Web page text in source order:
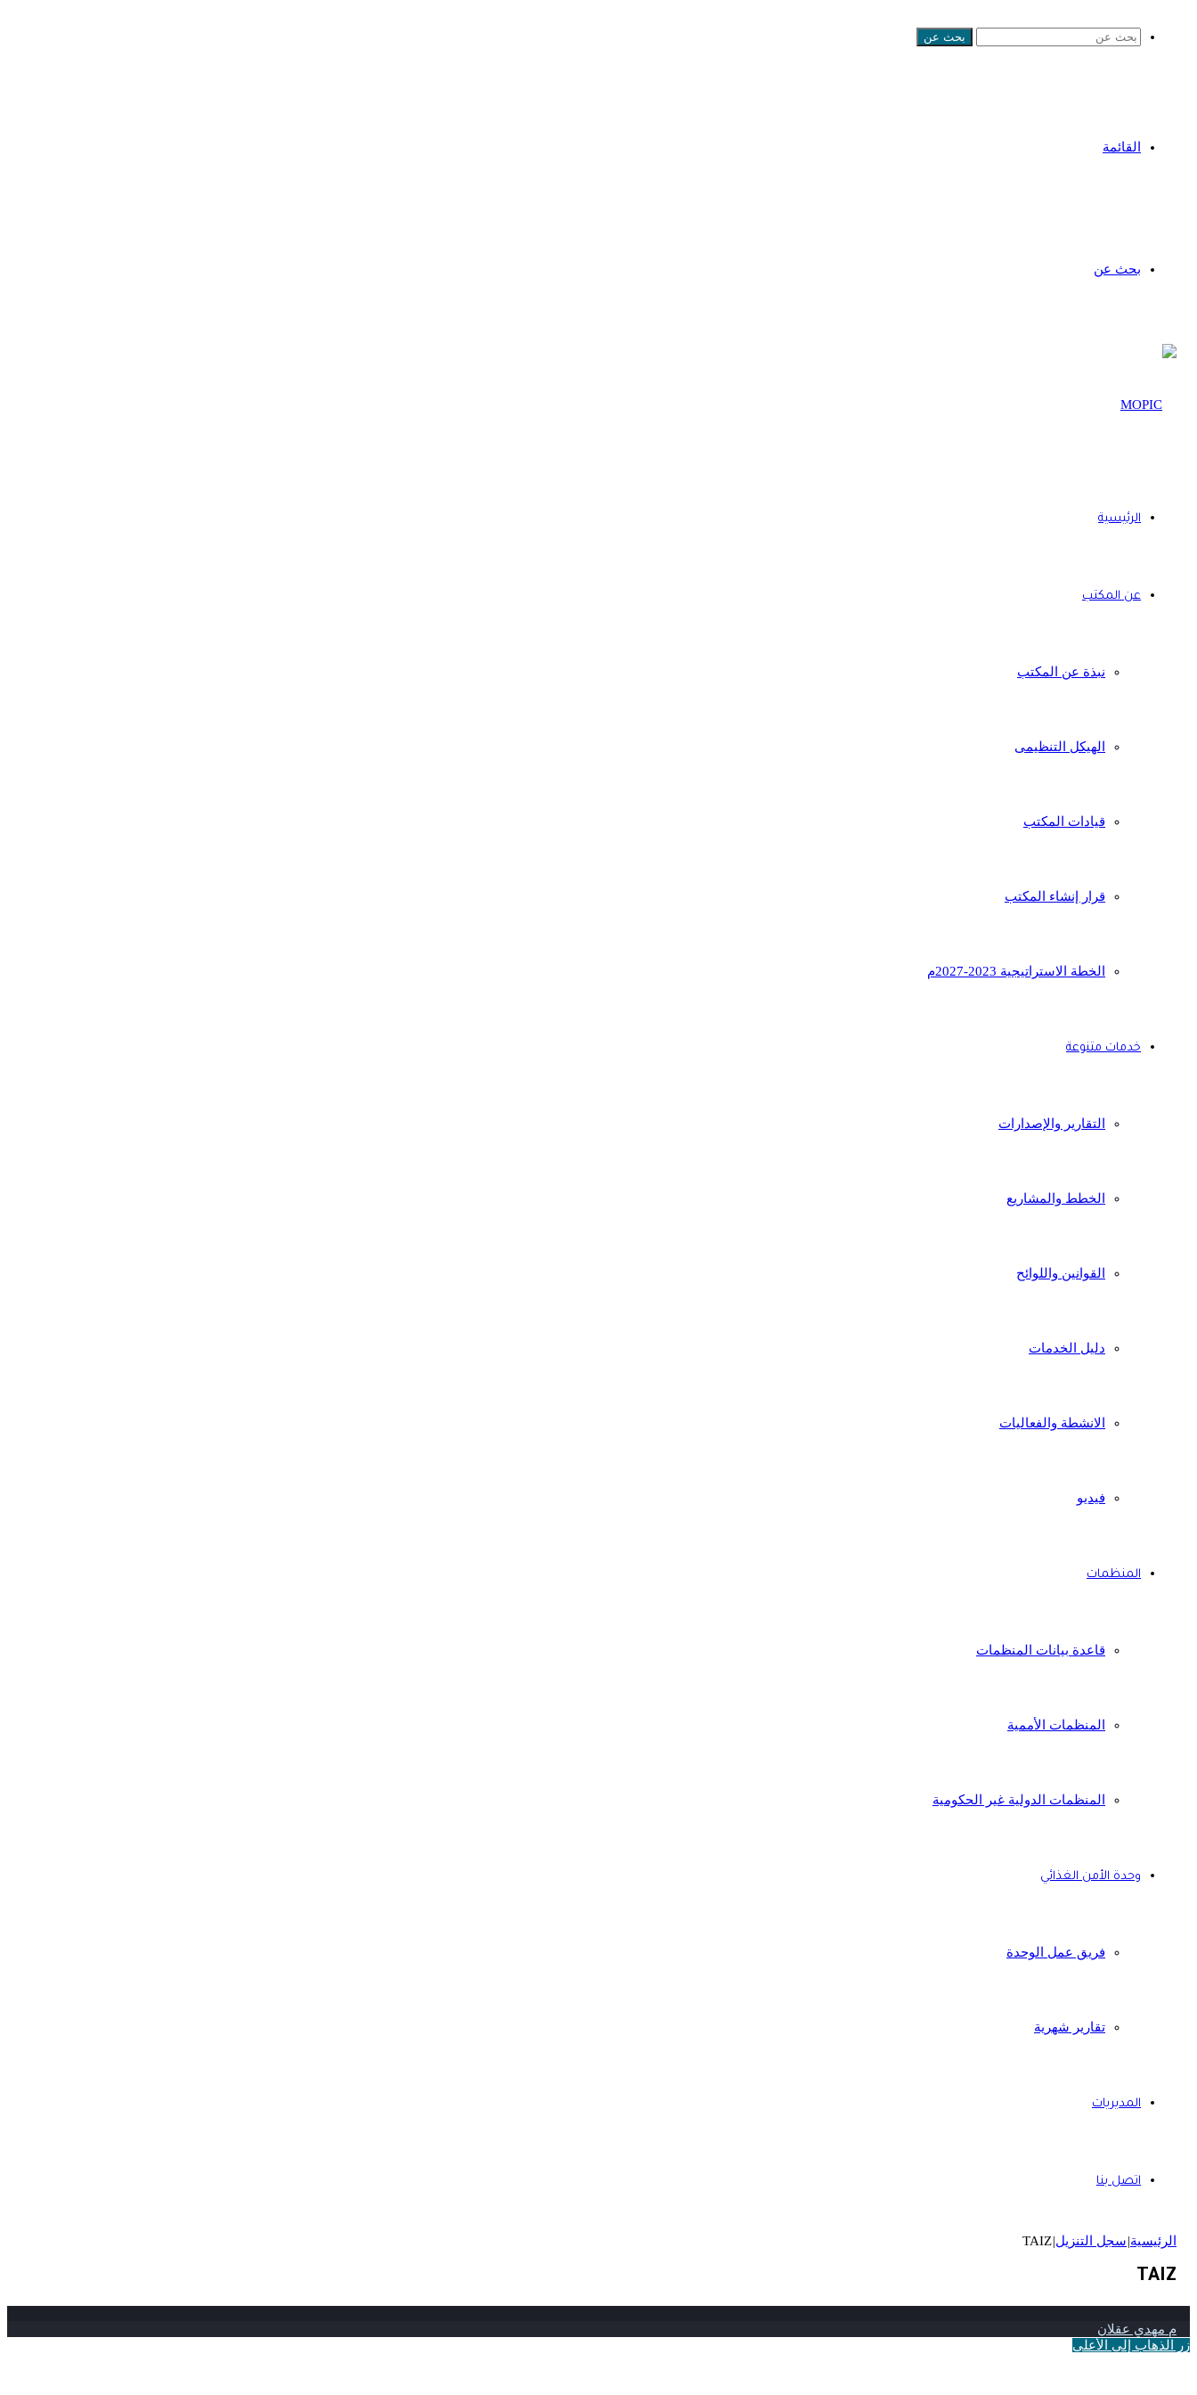
بحث عن
القائمة
بحث عن
الرئيسية
عن المكتب
نبذة عن المكتب
الهيكل التنظيمى
قيادات المكتب
قرار إنشاء المكتب
الخطة الاستراتيجية 2023-2027م
خدمات متنوعة
التقارير والإصدارات
الخطط والمشاريع
القوانين واللوائح
دليل الخدمات
الانشطة والفعاليات
فيديو
المنظمات
قاعدة بيانات المنظمات
المنظمات الأممية
المنظمات الدولية غير الحكومية
وحدة الأمن الغذائي
فريق عمل الوحدة
تقارير شهرية
المديريات
اتصل بنا
الرئيسية|سجل التنزيل|
TAIZ
TAIZ
م مهدي عقلان
زر الذهاب إلى الأعلى